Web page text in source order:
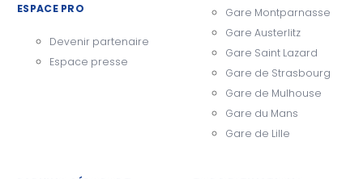
ESPACE PRO
Devenir partenaire
Espace presse
Gare Montparnasse
Gare Austerlitz
Gare Saint Lazard
Gare de Strasbourg
Gare de Mulhouse
Gare du Mans
Gare de Lille